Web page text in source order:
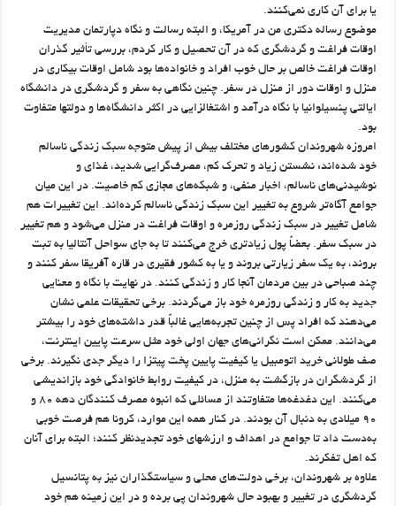
یا برای آن کاری نمی‌کنند.
موضوع رساله دکتری من در آمریکا، و البته رسالت و نگاه دپارتمان مدیریت
اوقات فراغت و گردشگری که در آن تحصیل و کار کردم، بررسی تأثیر گذران
اوقات فراغت خالص بر حال خوب افراد و خانواده‌ها بود شامل اوقات بیکاری در
منزل و اوقات دور از منزل در سفر. چنین نگاهی به سفر و گردشگری در دانشگاه
ایالتی پنسیلوانیا با نگاه درآمد و اشتغالزایی در اکثر دانشگاه‌ها و دولتها متفاوت
بود.
امروزه شهروندان کشورهای مختلف بیش از پیش متوجه سبک زندگی ناسالم
خود شده‌اند: نشستن زیاد و تحرک کم، مصرف‌گرایی شدید، غذای و
نوشیدنی‌های ناسالم، اخبار منفی، و شبکه‌های مجازی کم خاصیت. در این میان
جوامع آگاه‌تر شروع به تغییر این سبک زندگی ناسالم کرده‌اند. این تغییرات هم
شامل تغییر در سبک زندگی روزمره و اوقات فراغت در منزل می‌شود و هم تغییر
در سبک سفر. بعضاً پول زیادتری خرج می‌کنند تا به جای سواحل آنتالیا به تبت
بروند، به یک سفر زیارتی بروند و یا به کشور فقیری در قاره آفریقا سفر کنند و
چند صباحی در بین مردمان آنجا کار و زندگی کنند. در نهایت با نگاه و معنایی
جدید به کار و زندگی روزمره خود باز می‌گردند. برخی تحقیقات علمی نشان
می‌دهند که افراد پس از چنین تجربه‌هایی غالباً قدر داشته‌های خود را بیشتر
می‌دانند. ممکن است نگرانی‌های جهان اولی خود مثل سرعت پایین اینترنت،
صف طولانی خرید اتومبیل یا کیفیت پایین پخت پیتزا را دیگر جدی نگیرند. برخی
از گردشگران در بازگشت به منزل، در کیفیت روابط خانوادگی خود بازاندیشی
می‌کنند. این دغدغه‌ها متفاوتند از مسائلی که انبوه مصرف کنندگان دهه ۸۰ و
۹۰ میلادی به دنبال آن بودند. در کنار همه این موارد، کرونا هم فرصت خوبی
به‌دست داد تا جوامع در اهداف و ارزشهای خود تجدیدنظر کنند؛ البته برای آنان
که اهل تفکرند.
علاوه بر شهروندان، برخی دولت‌های محلی و سیاستگذاران نیز به پتانسیل
گردشگری در تغییر و بهبود حال شهروندان پی برده و در این زمینه هم خود